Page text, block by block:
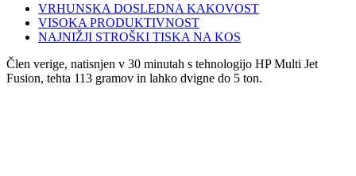
VRHUNSKA DOSLEDNA KAKOVOST
VISOKA PRODUKTIVNOST
NAJNIŽJI STROŠKI TISKA NA KOS
Člen verige, natisnjen v 30 minutah s tehnologijo HP Multi Jet
Fusion, tehta 113 gramov in lahko dvigne do 5 ton.